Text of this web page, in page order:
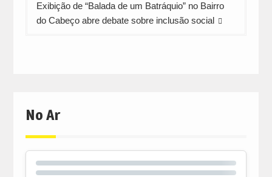
Exibição de “Balada de um Batráquio” no Bairro
do Cabeço abre debate sobre inclusão social
No Ar